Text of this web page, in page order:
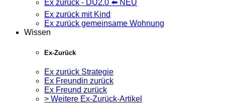
Ex zurück - DU2.0 ⬅️ NEU
Ex zurück mit Kind
Ex zurück gemeinsame Wohnung
Wissen
Ex-Zurück
Ex zurück Strategie
Ex Freundin zurück
Ex Freund zurück
> Weitere Ex-Zurück-Artikel